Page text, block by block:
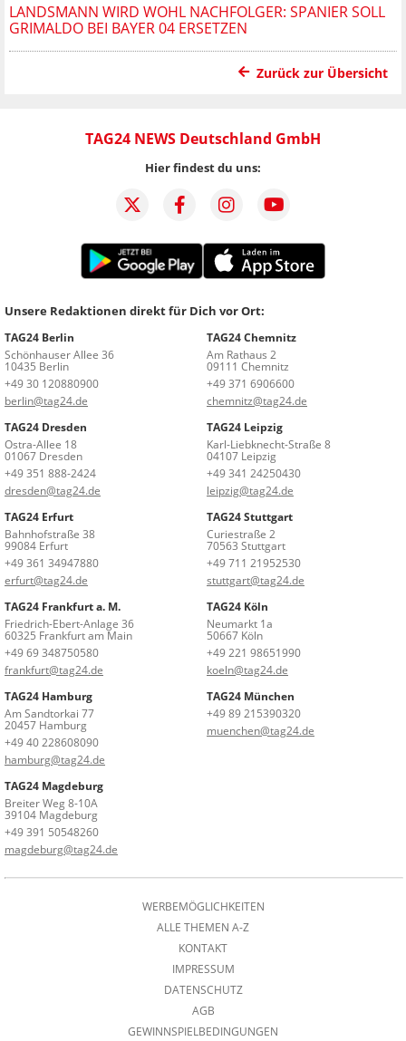
LANDSMANN WIRD WOHL NACHFOLGER: SPANIER SOLL
GRIMALDO BEI BAYER 04 ERSETZEN
Zurück zur Übersicht
TAG24 NEWS Deutschland GmbH
Hier findest du uns:
Unsere Redaktionen direkt für Dich vor Ort:
TAG24 Berlin
Schönhauser Allee 36
10435 Berlin
+49 30 120880900
berlin@tag24.de
TAG24 Chemnitz
Am Rathaus 2
09111 Chemnitz
+49 371 6906600
chemnitz@tag24.de
TAG24 Dresden
Ostra-Allee 18
01067 Dresden
+49 351 888-2424
dresden@tag24.de
TAG24 Leipzig
Karl-Liebknecht-Straße 8
04107 Leipzig
+49 341 24250430
leipzig@tag24.de
TAG24 Erfurt
Bahnhofstraße 38
99084 Erfurt
+49 361 34947880
erfurt@tag24.de
TAG24 Stuttgart
Curiestraße 2
70563 Stuttgart
+49 711 21952530
stuttgart@tag24.de
TAG24 Frankfurt a. M.
Friedrich-Ebert-Anlage 36
60325 Frankfurt am Main
+49 69 348750580
frankfurt@tag24.de
TAG24 Köln
Neumarkt 1a
50667 Köln
+49 221 98651990
koeln@tag24.de
TAG24 Hamburg
Am Sandtorkai 77
20457 Hamburg
+49 40 228608090
hamburg@tag24.de
TAG24 München
+49 89 215390320
muenchen@tag24.de
TAG24 Magdeburg
Breiter Weg 8-10A
39104 Magdeburg
+49 391 50548260
magdeburg@tag24.de
WERBEMÖGLICHKEITEN
ALLE THEMEN A-Z
KONTAKT
IMPRESSUM
DATENSCHUTZ
AGB
GEWINNSPIELBEDINGUNGEN